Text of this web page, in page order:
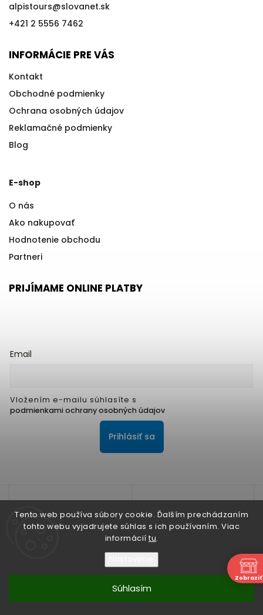
Tento web používa súbory cookie. Ďalším prechádzaním
tohto webu vyjadrujete súhlas s ich používaním. Viac
informácií tu.
Súhlasím
alpistours@slovanet.sk
+421 2 5556 7462
INFORMÁCIE PRE VÁS
Kontakt
Obchodné podmienky
Ochrana osobných údajov
Reklamačné podmienky
Blog
E-shop
O nás
Ako nakupovať
Hodnotenie obchodu
Partneri
PRIJÍMAME ONLINE PLATBY
Email
Vložením e-mailu súhlasíte s
podmienkami ochrany osobných údajov
Prihlásiť sa
ALPIS SHOP. Všetky práva vyhradené.
Zobraziť
Na zlepšenie našich služieb používame cookies. O ich
používaní a možnostiach nastavenia sa dozviete viac v
Nesúhlasím